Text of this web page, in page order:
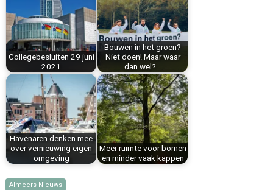
o
k
r
e
s
t
d
I
n
A
p
p
Collegebesluiten 29 juni
2021
Bouwen in het groen?
Niet doen! Maar waar
dan wel?…
Havenaren denken mee
over vernieuwing eigen
omgeving
Meer ruimte voor bomen
en minder vaak kappen
Almeers Nieuws